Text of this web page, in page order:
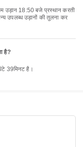
उपलब्ध उड़ानों की तुलना कर
है?
39मिनट है।